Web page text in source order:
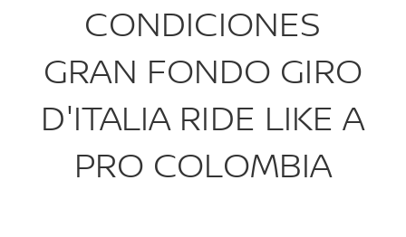
CONDICIONES
GRAN FONDO GIRO
D'ITALIA RIDE LIKE A
PRO COLOMBIA